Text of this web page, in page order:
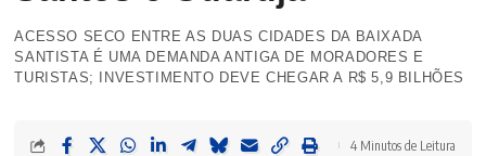
ACESSO SECO ENTRE AS DUAS CIDADES DA BAIXADA
SANTISTA É UMA DEMANDA ANTIGA DE MORADORES E
TURISTAS; INVESTIMENTO DEVE CHEGAR A R$ 5,9 BILHÕES
4 Minutos de Leitura